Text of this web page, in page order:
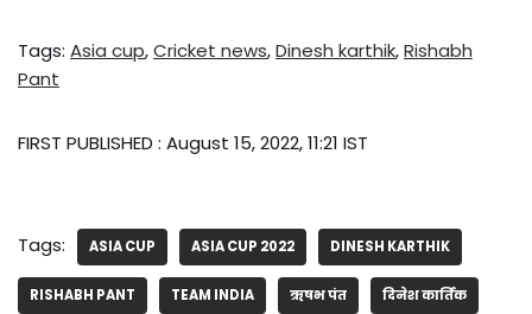
Tags: Asia cup,Cricket news,Dinesh karthik,Rishabh
Pant
FIRST PUBLISHED : August 15, 2022, 11:21 IST
Tags: ASIA CUP ASIA CUP 2022 DINESH KARTHIK
RISHABH PANT TEAM INDIA ऋषभ पंत दिनेश कार्तिक